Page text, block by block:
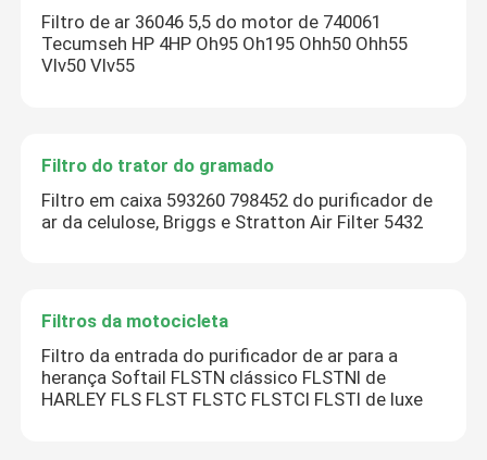
Filtro de ar 36046 5,5 do motor de 740061
Tecumseh HP 4HP Oh95 Oh195 Ohh50 Ohh55
Vlv50 Vlv55
Filtro do trator do gramado
Filtro em caixa 593260 798452 do purificador de
ar da celulose, Briggs e Stratton Air Filter 5432
Filtros da motocicleta
Filtro da entrada do purificador de ar para a
herança Softail FLSTN clássico FLSTNI de
HARLEY FLS FLST FLSTC FLSTCI FLSTI de luxe